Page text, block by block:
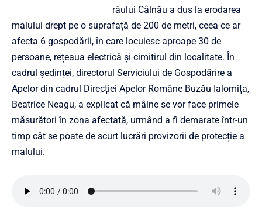
râului Câlnău a dus la erodarea
malului drept pe o suprafață de 200 de metri, ceea ce ar
afecta 6 gospodării, în care locuiesc aproape 30 de
persoane, rețeaua electrică și cimitirul din localitate. În
cadrul ședinței, directorul Serviciului de Gospodărire a
Apelor din cadrul Direcției Apelor Române Buzău Ialomița,
Beatrice Neagu, a explicat că mâine se vor face primele
măsurători în zona afectată, urmând a fi demarate într-un
timp cât se poate de scurt lucrări provizorii de protecție a
malului.